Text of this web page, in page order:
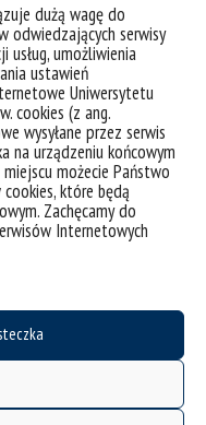
dużą wagę do
odwiedzających serwisy
umożliwienia
ustawień
Uniwersytetu
cookies (z ang.
wysyłane przez serwis
na urządzeniu końcowym
możecie Państwo
które będą
Zachęcamy do
Internetowych
się w środę
900
Chrzciciela
Jastruna
15